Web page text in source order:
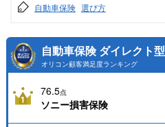
自動車保険 選び方
自動車保険 ダイレクト型
オリコン顧客満足度ランキング
76.5点
ソニー損害保険